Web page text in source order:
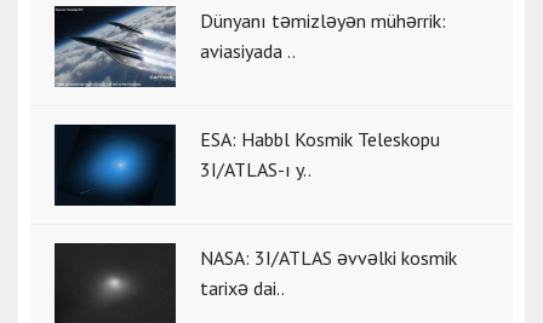
Dünyanı təmizləyən mühərrik:
aviasiyada ..
ESA: Habbl Kosmik Teleskopu
3I/ATLAS-ı y..
NASA: 3I/ATLAS əvvəlki kosmik
tarixə dai..